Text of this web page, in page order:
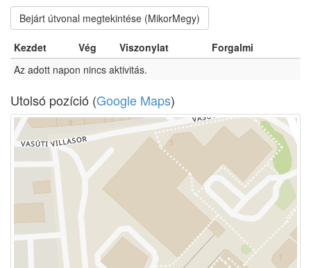
Bejárt útvonal megtekintése (MikorMegy)
Kezdet Vég Viszonylat
Forgalmi
Az adott napon nincs aktivitás.
Utolsó pozíció (Google Maps)